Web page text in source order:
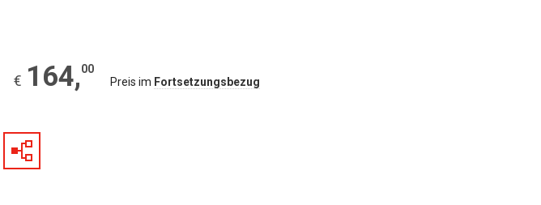
Tunnelbau
€ 164,00
Preis im Fortsetzungsbezug